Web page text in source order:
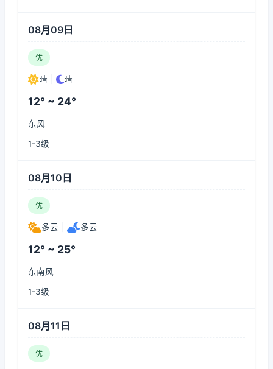
08月09日
优
晴 晴
12° ~ 24°
东风
1-3级
08月10日
优
多云 多云
12° ~ 25°
东南风
1-3级
08月11日
优